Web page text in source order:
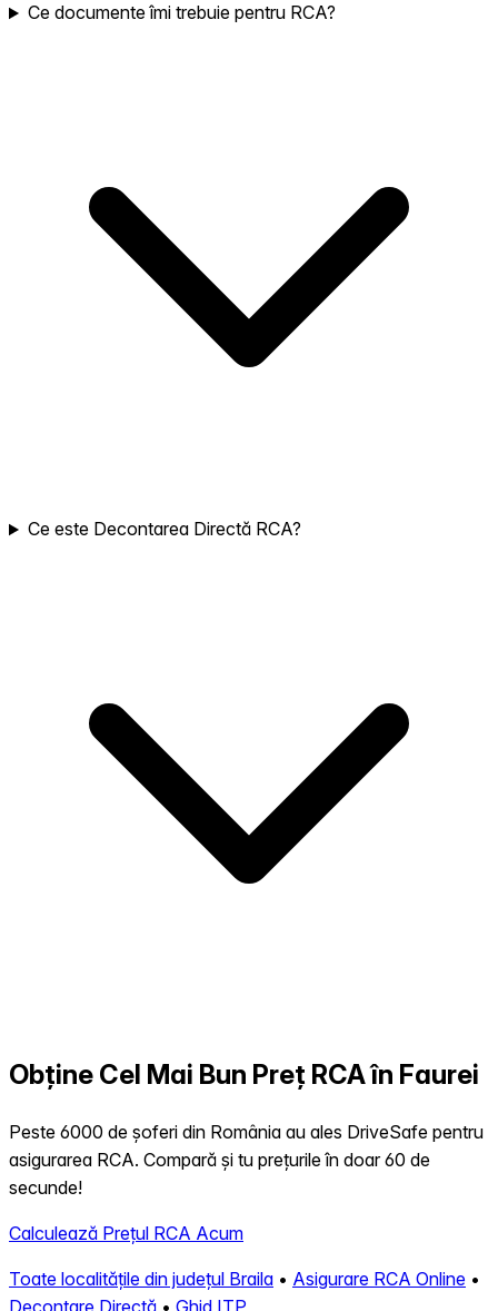
Ce documente îmi trebuie pentru RCA?
Ce este Decontarea Directă RCA?
Obține Cel Mai Bun Preț RCA în Faurei
Peste 6000 de șoferi din România au ales DriveSafe pentru
asigurarea RCA. Compară și tu prețurile în doar 60 de
secunde!
Calculează Prețul RCA Acum
Toate localitățile din județul Braila • Asigurare RCA Online •